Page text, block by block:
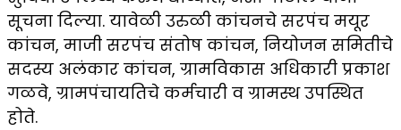
सूचना दिल्या. यावेळी उरुळी कांचनचे सरपंच मयूर
कांचन, माजी सरपंच संतोष कांचन, नियोजन समितीचे
सदस्य अलंकार कांचन, ग्रामविकास अधिकारी प्रकाश
गळवे, ग्रामपंचायतिचे कर्मचारी व ग्रामस्थ उपस्थित
होते.